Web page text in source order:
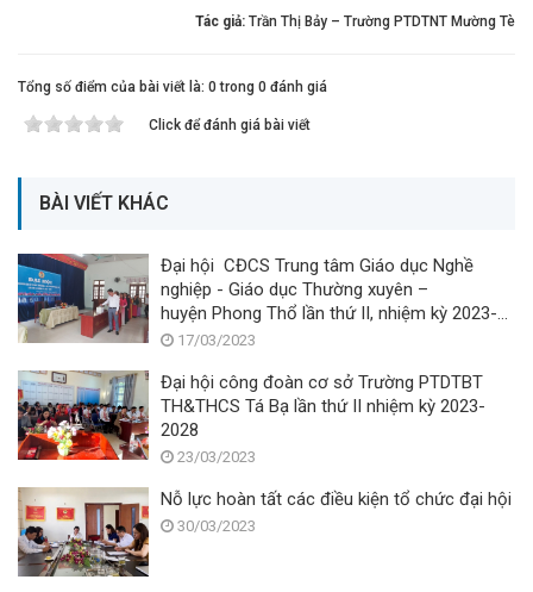
Tác giả: Trần Thị Bảy – Trường PTDTNT Mường Tè
Tổng số điểm của bài viết là: 0 trong 0 đánh giá
Click để đánh giá bài viết
BÀI VIẾT KHÁC
Đại hội CĐCS Trung tâm Giáo dục Nghề
nghiệp - Giáo dục Thường xuyên –
huyện Phong Thổ lần thứ II, nhiệm kỳ 2023-
2028.
17/03/2023
Đại hội công đoàn cơ sở Trường PTDTBT
TH&THCS Tá Bạ lần thứ II nhiệm kỳ 2023-
2028
23/03/2023
Nỗ lực hoàn tất các điều kiện tổ chức đại hội
30/03/2023